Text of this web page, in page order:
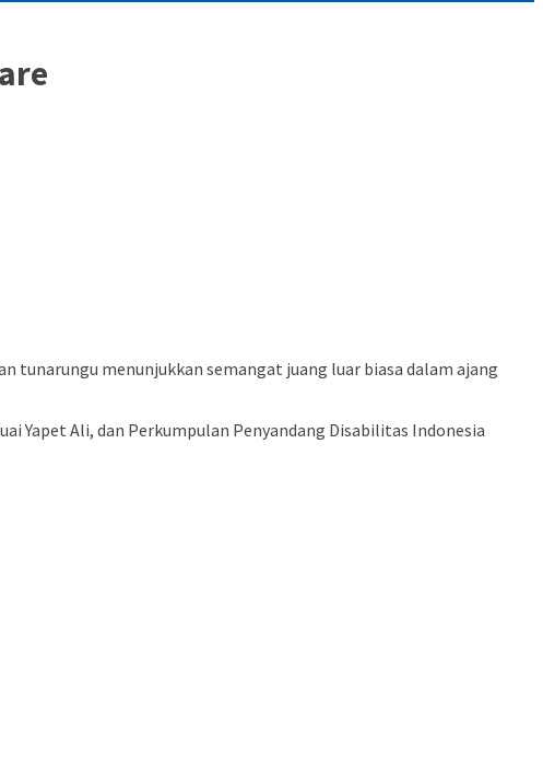
tunarungu menunjukkan semangat juang luar biasa dalam ajang
Yapet Ali, dan Perkumpulan Penyandang Disabilitas Indonesia